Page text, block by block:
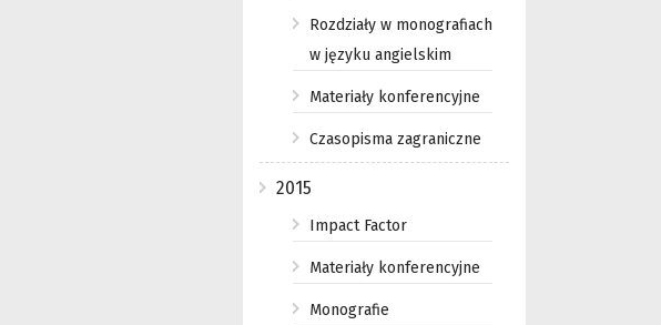
Rozdziały w monografiach
w języku angielskim
Materiały konferencyjne
Czasopisma zagraniczne
2015
Impact Factor
Materiały konferencyjne
Monografie